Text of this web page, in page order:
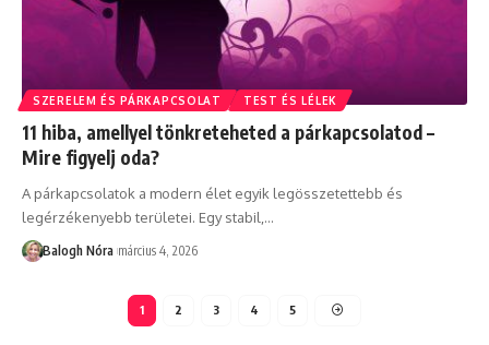
SZERELEM ÉS PÁRKAPCSOLAT TEST ÉS LÉLEK
11 hiba, amellyel tönkreteheted a párkapcsolatod –
Mire figyelj oda?
A párkapcsolatok a modern élet egyik legösszetettebb és
legérzékenyebb területei. Egy stabil, …
Balogh Nóra március 4, 2026
1 2 3 4 5